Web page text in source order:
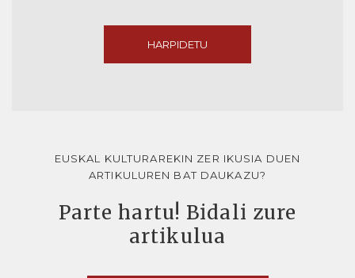
HARPIDETU
EUSKAL KULTURAREKIN ZER IKUSIA DUEN
ARTIKULUREN BAT DAUKAZU?
Parte hartu! Bidali zure
artikulua